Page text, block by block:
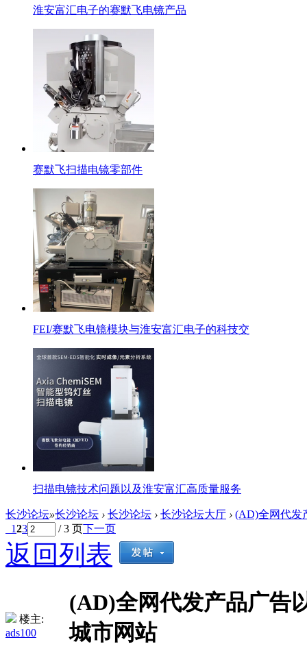
淮安富汇电子的赛默飞电镜产品
赛默飞扫描电镜零部件
FEI/赛默飞电镜模块与淮安富汇电子的科技交
扫描电镜技术问题以及淮安富汇高质量服务
长沙论坛»长沙论坛 › 长沙论坛 › 长沙论坛大厅 › (AD)全网代发
123 / 3 页下一页
返回列表
楼主:
ads100
(AD)全网代发产品广告
城市网站